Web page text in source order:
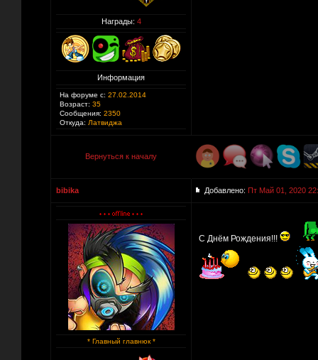
Награды: 4
Информация
На форуме с: 27.02.2014
Возраст: 35
Сообщения: 2350
Откуда: Латвиджа
Вернуться к началу
bibika Добавлено: Пт Май 01, 2020
* Главный главнюк *
С Днём Рождения!!!